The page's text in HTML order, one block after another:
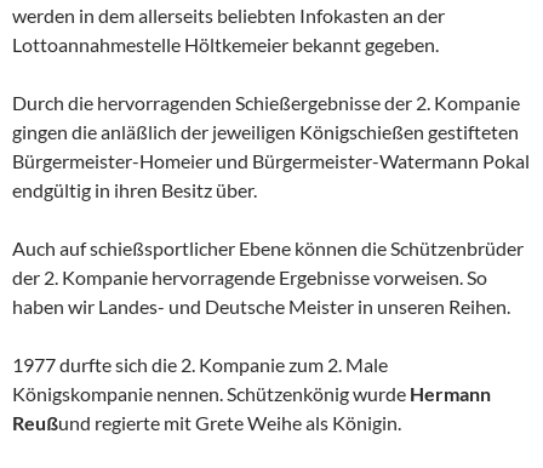
werden in dem allerseits beliebten Infokasten an der
Lottoannahmestelle Höltkemeier bekannt gegeben.
Durch die hervorragenden Schießergebnisse der 2. Kompanie
gingen die anläßlich der jeweiligen Königschießen gestifteten
Bürgermeister-Homeier und Bürgermeister-Watermann Pokal
endgültig in ihren Besitz über.
Auch auf schießsportlicher Ebene können die Schützenbrüder
der 2. Kompanie hervorragende Ergebnisse vorweisen. So
haben wir Landes- und Deutsche Meister in unseren Reihen.
1977 durfte sich die 2. Kompanie zum 2. Male
Königskompanie nennen. Schützenkönig wurde Hermann
Reußund regierte mit Grete Weihe als Königin.